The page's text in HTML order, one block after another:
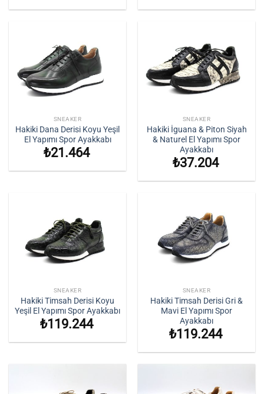
SNEAKER
Hakiki Dana Derisi Koyu Yeşil
El Yapımı Spor Ayakkabı
₺21.464
SNEAKER
Hakiki İguana & Piton Siyah
& Naturel El Yapımı Spor
Ayakkabı
₺37.204
SNEAKER
Hakiki Timsah Derisi Koyu
Yeşil El Yapımı Spor Ayakkabı
₺119.244
SNEAKER
Hakiki Timsah Derisi Gri &
Mavi El Yapımı Spor
Ayakkabı
₺119.244